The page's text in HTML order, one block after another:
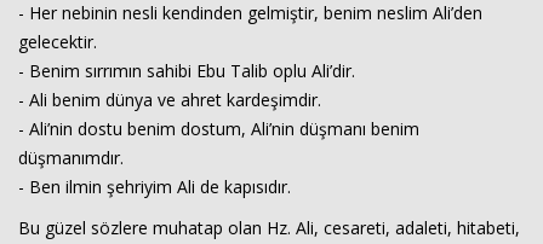
- Her nebinin nesli kendinden gelmiştir, benim neslim Ali’den
gelecektir.
- Benim sırrımın sahibi Ebu Talib oplu Ali’dir.
- Ali benim dünya ve ahret kardeşimdir.
- Ali’nin dostu benim dostum, Ali’nin düşmanı benim
düşmanımdır.
- Ben ilmin şehriyim Ali de kapısıdır.
Bu güzel sözlere muhatap olan Hz. Ali, cesareti, adaleti, hitabeti,